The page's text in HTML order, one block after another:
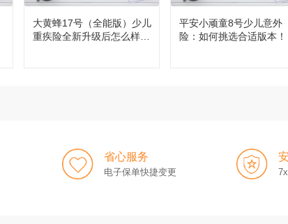
大黄蜂17号（全能版）少儿
重疾险全新升级后怎么样，
平安小顽童8号少儿意外
险：如何挑选合适版本！
省心服务
电子保单快捷变更